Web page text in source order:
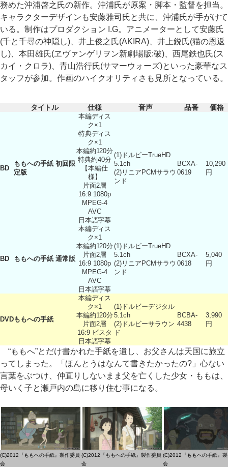
務めた沖浦啓之氏の新作。沖浦氏が原案・脚本・監督を担当。
キャラクターデザインも安藤雅司氏と共に、沖浦氏が手がけて
いる。制作はプロダクション I.G。アニメーターとして安藤氏
(千と千尋の神隠し)、井上俊之氏(AKIRA)、井上鋭氏(猫の恩返
し)、本田雄氏(ヱヴァンゲリヲン新劇場版:破)、西尾鉄也氏(ス
カイ・クロラ)、青山浩行氏(サマーウォーズ)といった豪華なス
タッフが参加。作画のハイクオリティさも見所となっている。
タイトル 仕様 音声 品番 価格
BD
ももへの手紙 初回限
定版
本編ディス
ク×1
特典ディス
ク×1
本編約120分
特典約40分
【本編仕
様】
片面2層
16:9 1080p
MPEG-4
AVC
日本語字幕
(1)ドルビーTrueHD
5.1ch
(2)リニアPCMサラウ
ンド
BCXA-
0619
10,290
円
BD ももへの手紙 通常版
本編ディス
ク×1
本編約120分
片面2層
16:9 1080p
MPEG-4
AVC
日本語字幕
(1)ドルビーTrueHD
5.1ch
(2)リニアPCMサラウ
ンド
BCXA-
0618
5,040
円
DVDももへの手紙
本編ディス
ク×1
本編約120分
片面2層
16:9 ビスタ
日本語字幕
(1)ドルビーデジタル
5.1ch
(2)ドルビーサラウン
ド
BCBA-
4438
3,990
円
“ももへ”とだけ書かれた手紙を遺し、お父さんは天国に旅立
ってしまった。「ほんとうはなんて書きたかったの?」心ない
言葉をぶつけ、仲直りしないまま父を亡くした少女・ももは、
母いく子と瀬戸内の島に移り住む事になる。
(C)2012『ももへの手紙』製作委員
会
(C)2012『ももへの手紙』製作委員
会
(C)2012『ももへの手紙』
会